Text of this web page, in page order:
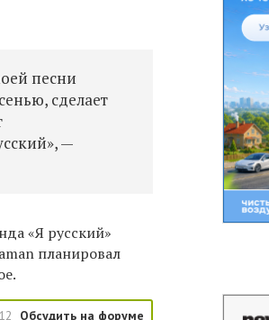
песни
сделает
—
«Я русский»
планировал
12 Обсудить на форуме